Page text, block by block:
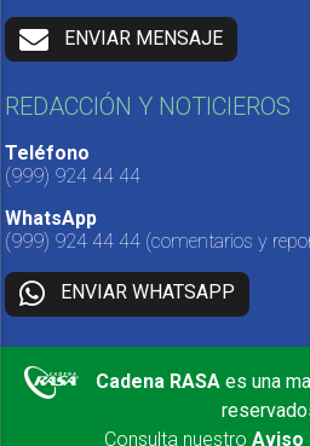
ENVIAR MENSAJE
REDACCIÓN Y NOTICIEROS
Teléfono
(999) 924 44 44
WhatsApp
(999) 924 44 44 (comentarios y
ENVIAR WHATSAPP
Cadena RASA es una
Consulta nuestro Aviso